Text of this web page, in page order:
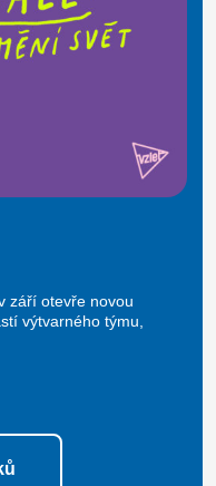
září otevře novou
výtvarného týmu,